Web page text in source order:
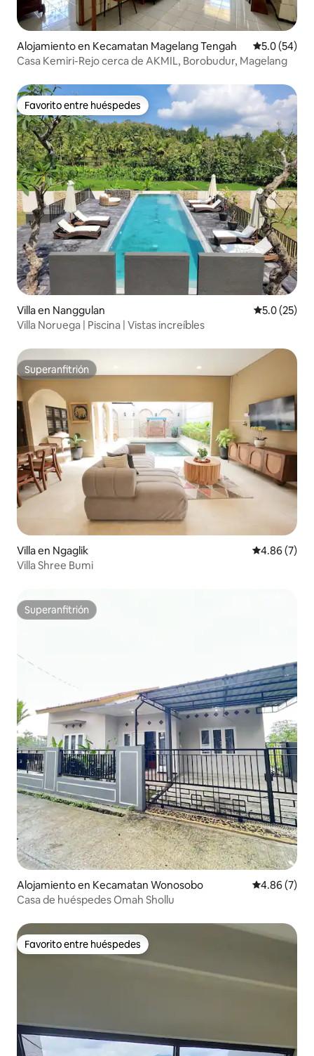
Alojamiento en Kecamatan Magelang Tengah Calificación
5.0 (54)
Casa Kemiri-Rejo cerca de AKMIL, Borobudur, Magelang
Favorito entre huéspedes
Favorito entre huéspedes
Villa en Nanggulan Calificación
5.0 (25)
Villa Noruega | Piscina | Vistas increíbles
Superanfitrión
Superanfitrión
Villa en Ngaglik Calificación
4.86 (7)
Villa Shree Bumi
Superanfitrión
Superanfitrión
Alojamiento en Kecamatan Wonosobo Calificación
4.86 (7)
Casa de huéspedes Omah Shollu
Favorito entre huéspedes
Favorito entre huéspedes